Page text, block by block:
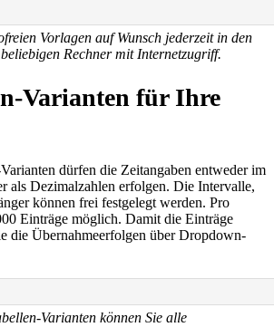
Vorlagen auf Wunsch jederzeit in den
Rechner mit Internetzugriff.
Varianten für Ihre
dürfen die Zeitangaben entweder im
als Dezimalzahlen erfolgen. Die Intervalle,
können frei festgelegt werden. Pro
Einträge möglich. Damit die Einträge
die Übernahmeerfolgen über Dropdown-
Varianten können Sie alle